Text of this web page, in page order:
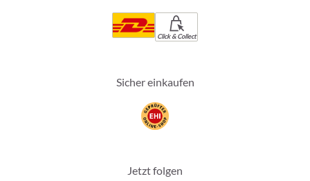
Click & Collect
Sicher einkaufen
Jetzt folgen